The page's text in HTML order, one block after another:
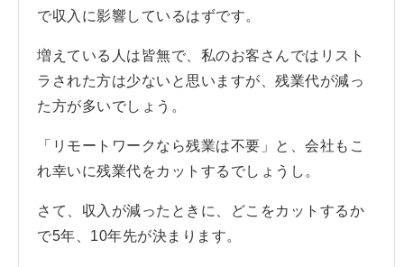
で収入に影響しているはずです。
増えている人は皆無で、私のお客さんではリスト
ラされた方は少ないと思いますが、残業代が減っ
た方が多いでしょう。
「リモートワークなら残業は不要」と、会社もこ
れ幸いに残業代をカットするでしょうし。
さて、収入が減ったときに、どこをカットするか
で5年、10年先が決まります。